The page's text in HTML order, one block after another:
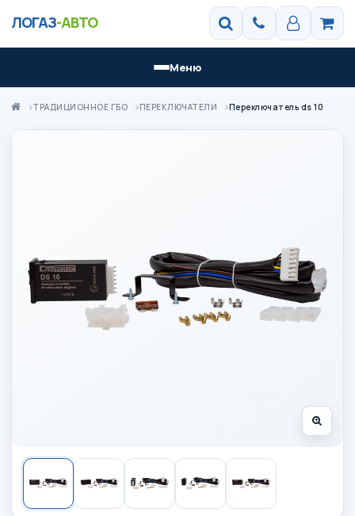
ЛОГАЗ-АВТО
Меню
ТРАДИЦИОННОЕ ГБО ПЕРЕКЛЮЧАТЕЛИ Переключатель ds 10